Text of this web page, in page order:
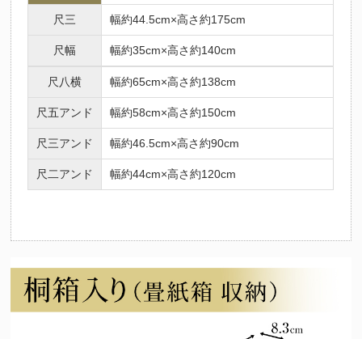
尺三 幅約44.5cm×高さ約175cm
尺幅 幅約35cm×高さ約140cm
尺八横 幅約65cm×高さ約138cm
尺五アンド 幅約58cm×高さ約150cm
尺三アンド 幅約46.5cm×高さ約90cm
尺二アンド 幅約44cm×高さ約120cm